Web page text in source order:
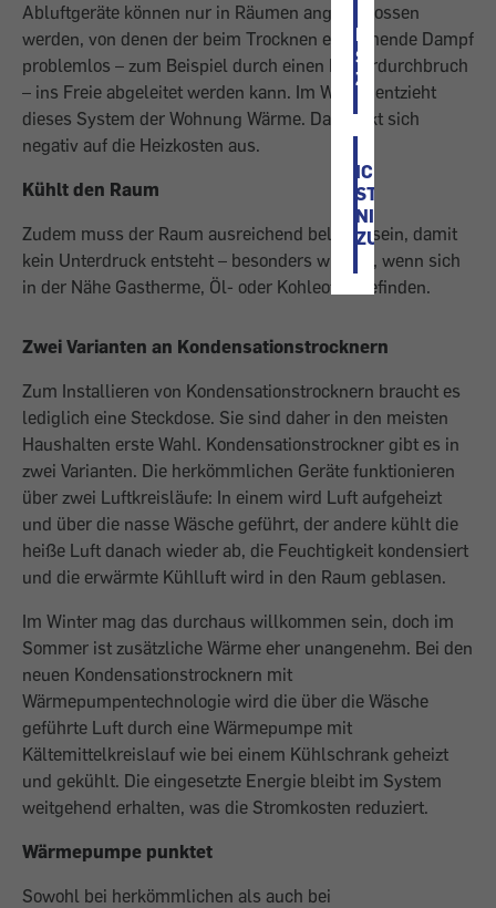
ICH
STIMME
ZU
ICH
STIMME
NICHT
ZU
Abluftgeräte können nur in Räumen angeschlossen
werden, von denen der beim Trocknen entstehende Dampf
problemlos – zum Beispiel durch einen Mauerdurchbruch
– ins Freie abgeleitet werden kann. Im Winter entzieht
dieses System der Wohnung Wärme. Das wirkt sich
negativ auf die Heizkosten aus.
Kühlt den Raum
Zudem muss der Raum ausreichend belüftet sein, damit
kein Unterdruck entsteht – besonders wichtig, wenn sich
in der Nähe Gastherme, Öl- oder Kohleofen befinden.
Zwei Varianten an Kondensationstrocknern
Zum Installieren von Kondensationstrocknern braucht es
lediglich eine Steckdose. Sie sind daher in den meisten
Haushalten erste Wahl. Kondensationstrockner gibt es in
zwei Varianten. Die herkömmlichen Geräte funktionieren
über zwei Luftkreisläufe: In einem wird Luft aufgeheizt
und über die nasse Wäsche geführt, der andere kühlt die
heiße Luft danach wieder ab, die Feuchtigkeit kondensiert
und die erwärmte Kühlluft wird in den Raum geblasen.
Im Winter mag das durchaus willkommen sein, doch im
Sommer ist zusätzliche Wärme eher unangenehm. Bei den
neuen Kondensationstrocknern mit
Wärmepumpentechnologie wird die über die Wäsche
geführte Luft durch eine Wärmepumpe mit
Kältemittelkreislauf wie bei einem Kühlschrank geheizt
und gekühlt. Die eingesetzte Energie bleibt im System
weitgehend erhalten, was die Stromkosten reduziert.
Wärmepumpe punktet
Sowohl bei herkömmlichen als auch bei